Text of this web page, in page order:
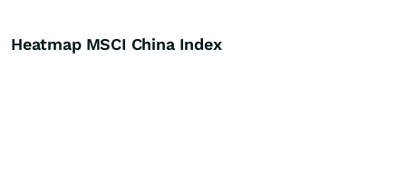
Heatmap MSCI China Index